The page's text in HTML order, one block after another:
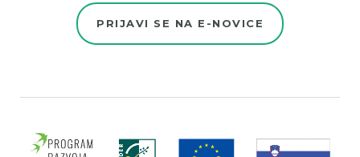
PRIJAVI SE NA E-NOVICE